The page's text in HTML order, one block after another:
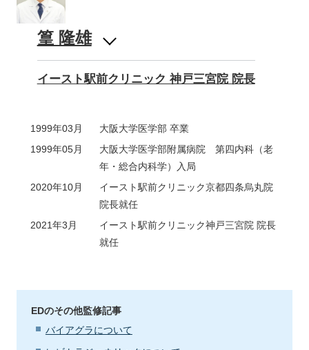
篁 隆雄
イースト駅前クリニック 神戸三宮院 院長
1999年03月
大阪大学医学部 卒業
1999年05月
大阪大学医学部附属病院 第四内科（老
年・総合内科学）入局
2020年10月
イースト駅前クリニック京都四条烏丸院
院長就任
2021年3月
イースト駅前クリニック神戸三宮院 院長
就任
EDのその他監修記事
バイアグラについて